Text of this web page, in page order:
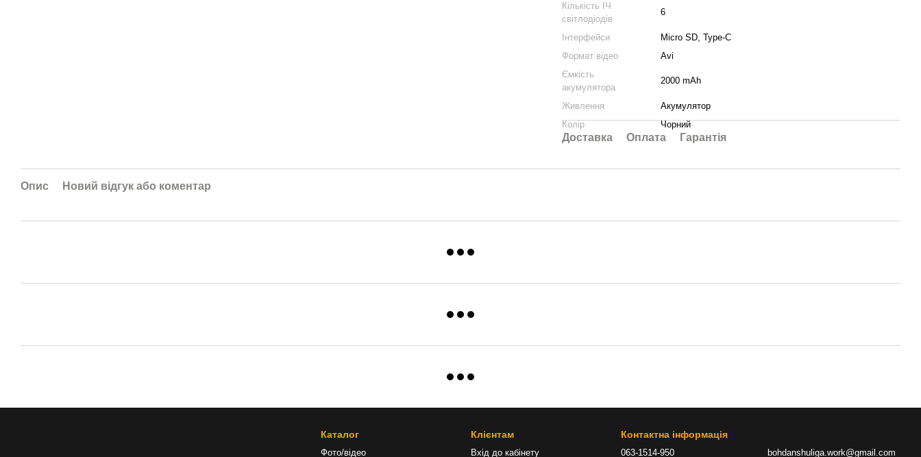
Кількість ІЧ
світлодіодів
6
Інтерфейси
Micro SD, Type-C
Формат відео
Avi
Ємкість
акумулятора
2000 mAh
Живлення
Акумулятор
Колір
Чорний
Доставка Оплата Гарантія
Опис Новий відгук або коментар
Каталог
Фото/відео
Клієнтам
Вхід до кабінету
Контактна інформація
063-1514-950 bohdanshuliga.work@gmail.com